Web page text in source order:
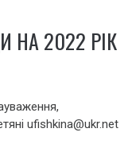
НА 2022 РІК
ufishkina@ukr.net